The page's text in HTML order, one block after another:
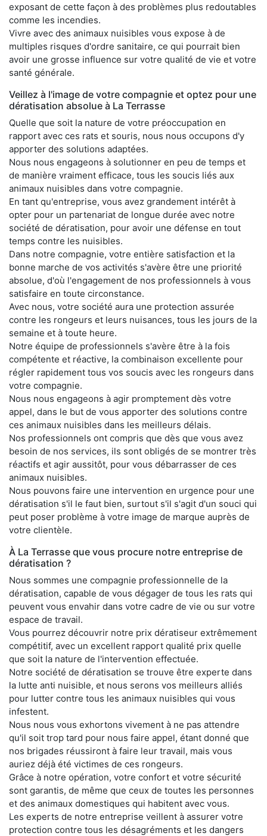
exposant de cette façon à des problèmes plus redoutables
comme les incendies.
Vivre avec des animaux nuisibles vous expose à de
multiples risques d'ordre sanitaire, ce qui pourrait bien
avoir une grosse influence sur votre qualité de vie et votre
santé générale.
Veillez à l'image de votre compagnie et optez pour une
dératisation absolue à La Terrasse
Quelle que soit la nature de votre préoccupation en
rapport avec ces rats et souris, nous nous occupons d'y
apporter des solutions adaptées.
Nous nous engageons à solutionner en peu de temps et
de manière vraiment efficace, tous les soucis liés aux
animaux nuisibles dans votre compagnie.
En tant qu'entreprise, vous avez grandement intérêt à
opter pour un partenariat de longue durée avec notre
société de dératisation, pour avoir une défense en tout
temps contre les nuisibles.
Dans notre compagnie, votre entière satisfaction et la
bonne marche de vos activités s'avère être une priorité
absolue, d'où l'engagement de nos professionnels à vous
satisfaire en toute circonstance.
Avec nous, votre société aura une protection assurée
contre les rongeurs et leurs nuisances, tous les jours de la
semaine et à toute heure.
Notre équipe de professionnels s'avère être à la fois
compétente et réactive, la combinaison excellente pour
régler rapidement tous vos soucis avec les rongeurs dans
votre compagnie.
Nous nous engageons à agir promptement dès votre
appel, dans le but de vous apporter des solutions contre
ces animaux nuisibles dans les meilleurs délais.
Nos professionnels ont compris que dès que vous avez
besoin de nos services, ils sont obligés de se montrer très
réactifs et agir aussitôt, pour vous débarrasser de ces
animaux nuisibles.
Nous pouvons faire une intervention en urgence pour une
dératisation s'il le faut bien, surtout s'il s'agit d'un souci qui
peut poser problème à votre image de marque auprès de
votre clientèle.
À La Terrasse que vous procure notre entreprise de
dératisation ?
Nous sommes une compagnie professionnelle de la
dératisation, capable de vous dégager de tous les rats qui
peuvent vous envahir dans votre cadre de vie ou sur votre
espace de travail.
Vous pourrez découvrir notre prix dératiseur extrêmement
compétitif, avec un excellent rapport qualité prix quelle
que soit la nature de l'intervention effectuée.
Notre société de dératisation se trouve être experte dans
la lutte anti nuisible, et nous serons vos meilleurs alliés
pour lutter contre tous les animaux nuisibles qui vous
infestent.
Nous nous vous exhortons vivement à ne pas attendre
qu'il soit trop tard pour nous faire appel, étant donné que
nos brigades réussiront à faire leur travail, mais vous
auriez déjà été victimes de ces rongeurs.
Grâce à notre opération, votre confort et votre sécurité
sont garantis, de même que ceux de toutes les personnes
et des animaux domestiques qui habitent avec vous.
Les experts de notre entreprise veillent à assurer votre
protection contre tous les désagréments et les dangers